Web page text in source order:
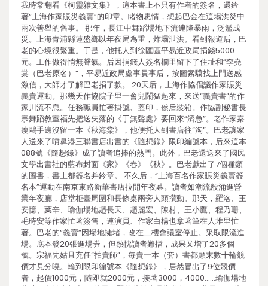
我時常翻看《柯靈雜文集》，這本書上不只有作者的簽名，還鈐
著“上海作家賑災義賣”的印章。睹物思情，想起巴金在這場洪災中
兩次善舉的舊事。 那年，長江中舞蹈場地下流連降暴雨，泛濫成
災。上海青浦縣蓮盛鄉以年夜局為重，炸壩泄洪。看到報道后，巴
老的心境很繁重。于是，他托人到徐匯區平易近政局捐錢5000
元。工作做得悄無聲氣。后因捐錢人簽名欄里留下了住址和“李堯
棠（巴老原名）”，平易近政局處事員事后，按圖索驥找上門送感
激信，大師才了解巴老捐了款。 20天后，上海作協倡議作家賑災
義賣運動。那幾天作協院子里一會兒鬧猛起來，來送“義賣書”的作
家川流不息。任務職員忙著掛號、蓋印，然后裝箱。作協副秘書長
宗舞蹈教室福先把送失落的《于無聲處》要回來“濟急”。老作家秦
瘦鷗手邊沒留一本《秋海棠》，他便托人到書店往“淘”。巴老讓家
人送來了噴鼻港三聯書店出書的《隨想錄》限印編號本，后來這本
088號《隨想錄》成了讀者追捧的熱門。此外，巴老還送來了國民
文學出書社的藍布封面《家》《春》《秋》。巴老獻出了7個種類
的圖書，書上都簽名并鈐章。 不久后，“上海百名作家賑災義賣簽
名本”運動在南京東路新華書店拉開年夜幕。讀者如潮流般涌進營
業年夜廳，店堂柜臺周圍和長條桌兩旁人頭攢動。那天，羅洛、王
安憶、葉辛、瑜伽場地趙長天、趙麗宏、陳村、王小鷹、程乃珊、
毛時安等作家忙著簽售，連演員、作家白楊也拿著筆在人堆里忙
著。巴老的“義賣”因場地擁堵，改在二樓會議室停止。采取限流進
場。底本發20張進場券，但熱忱讀者難擋，成果又增了20多個
號。宗福先姑且充任“拍賣師”，每賣一本（套）書都顛末數十輪競
價才見分曉。輪到限印編號本《隨想錄》，居然冒出了9位競價
者，起價1000元，隨即就2000元，接著3000，4000……瑜伽場地